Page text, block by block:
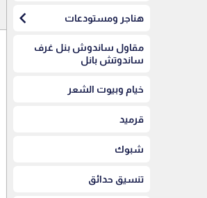
هناجر ومستودعات chevron_left
مقاول ساندوش بنل غرف
ساندوتش بانل
خيام وبيوت الشعر
قرميد
شبوك
تنسيق حدائق